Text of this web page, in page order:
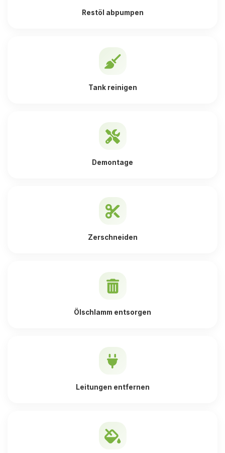
Restöl abpumpen
Tank reinigen
Demontage
Zerschneiden
Ölschlamm entsorgen
Leitungen entfernen